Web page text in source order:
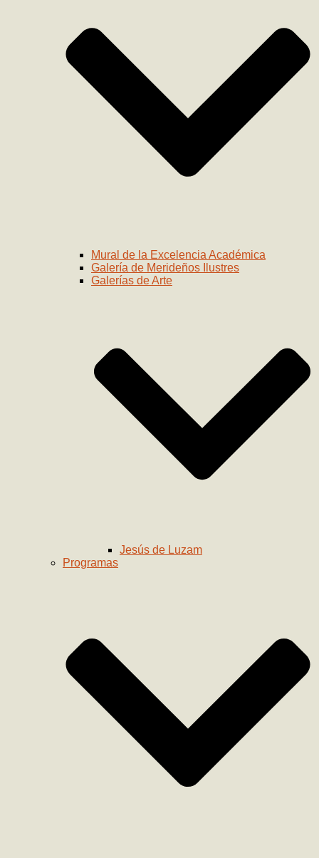
Mural de la Excelencia Académica
Galería de Merideños Ilustres
Galerías de Arte
Jesús de Luzam
Programas